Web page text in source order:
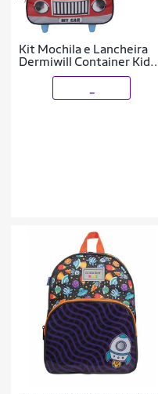
Kit Mochila e Lancheira
Dermiwill Container Kids
My Car Azul